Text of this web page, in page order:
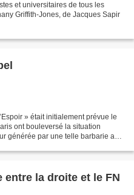
et universitaires de tous les
Griffith-Jones, de Jacques Sapir
» était initialement prévue le
ont bouleversé la situation
générée par une telle barbarie a
la droite et le FN